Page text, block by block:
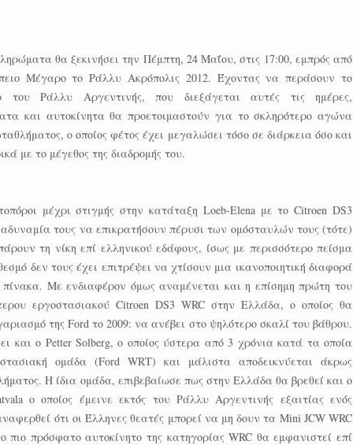
θα ξεκινήσει την Πέμπτη, 24 Μαΐου, στις 17:00, εμπρός από
Μέγαρο το Ράλλυ Ακρόπολις 2012. Έχοντας να περάσουν το
του Ράλλυ Αργεντινής, που διεξάγεται αυτές τις ημέρες,
και αυτοκίνητα θα προετοιμαστούν για το σκληρότερο αγώνα
ο οποίος φέτος έχει μεγαλώσει τόσο σε διάρκεια όσο και
με το μέγεθος της διαδρομής του.
μέχρι στιγμής στην κατάταξη Loeb-Elena με το Citroen DS3
τους να επικρατήσουν πέρυσι των ομόσταυλών τους (τότε)
τη νίκη επί ελληνικού εδάφους, ίσως με περισσότερο πείσμα
δεν τους έχει επιτρέψει να χτίσουν μια ικανοποιητική διαφορά
Με ενδιαφέρον όμως αναμένεται και η επίσημη πρώτη του
εργοστασιακού Citroen DS3 WRC στην Ελλάδα, ο οποίος θα
της Ford το 2009: να ανέβει στο ψηλότερο σκαλί του βάθρου.
και ο Petter Solberg, ο οποίος ύστερα από 3 χρόνια κατά τα οποία
ομάδα (Ford WRT) και μάλιστα αποδεικνύεται άκρως
Η ίδια ομάδα, επιβεβαίωσε πως στην Ελλάδα θα βρεθεί και ο
ο οποίος έμεινε εκτός του Ράλλυ Αργεντινής εξαιτίας ενός
ότι οι Έλληνες θεατές μπορεί να μη δουν τα Mini JCW WRC
πρόσφατο αυτοκίνητο της κατηγορίας WRC θα εμφανιστεί επί